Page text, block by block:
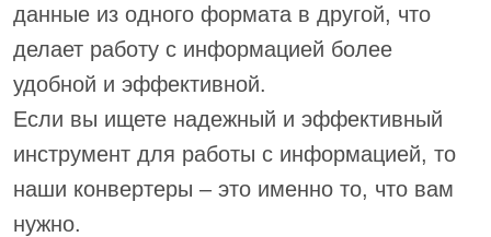
данные из одного формата в другой, что
делает работу с информацией более
удобной и эффективной.
Если вы ищете надежный и эффективный
инструмент для работы с информацией, то
наши конвертеры – это именно то, что вам
нужно.